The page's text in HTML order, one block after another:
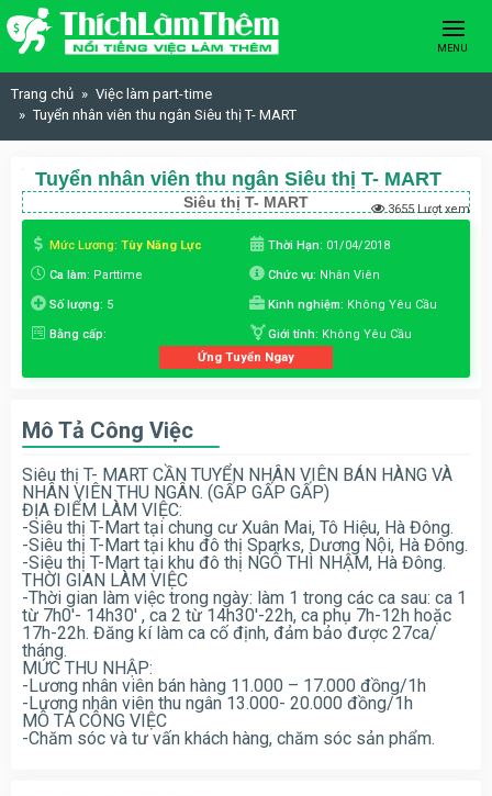
Skip to content
MENU
Trang chủ
Việc làm part-time
Tuyển nhân viên thu ngân Siêu thị T- MART
Tuyển nhân viên thu ngân Siêu thị T- MART
Siêu thị T- MART 3655 Lượt xem
Mức Lương: Tùy Năng Lực Thời Hạn: 01/04/2018
Ca làm: Parttime Chức vụ: Nhân Viên
Số lượng: 5 Kinh nghiệm: Không Yêu Cầu
Bằng cấp: Giới tính: Không Yêu Cầu
Ứng Tuyển Ngay
Mô Tả Công Việc
Siêu thị T- MART CẦN TUYỂN NHÂN VIÊN BÁN HÀNG VÀ
NHÂN VIÊN THU NGÂN. (GẤP GẤP GẤP)
ĐỊA ĐIỂM LÀM VIỆC:
-Siêu thị T-Mart tại chung cư Xuân Mai, Tô Hiệu, Hà Đông.
-Siêu thị T-Mart tại khu đô thị Sparks, Dương Nội, Hà Đông.
-Siêu thị T-Mart tại khu đô thị NGÔ THÌ NHẬM, Hà Đông.
THỜI GIAN LÀM VIỆC
-Thời gian làm việc trong ngày: làm 1 trong các ca sau: ca 1
từ 7h0′- 14h30′ , ca 2 từ 14h30′-22h, ca phụ 7h-12h hoặc
17h-22h. Đăng kí làm ca cố định, đảm bảo được 27ca/
tháng.
MỨC THU NHẬP:
-Lương nhân viên bán hàng 11.000 – 17.000 đồng/1h
-Lương nhân viên thu ngân 13.000- 20.000 đồng/1h
MÔ TẢ CÔNG VIỆC
-Chăm sóc và tư vấn khách hàng, chăm sóc sản phẩm.